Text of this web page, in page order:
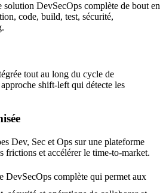
solution DevSecOps complète de bout en
code, build, test, sécurité,
tout au long du cycle de
shift-left qui détecte les
Dev, Sec et Ops sur une plateforme
frictions et accélérer le time-to-market.
DevSecOps complète qui permet aux